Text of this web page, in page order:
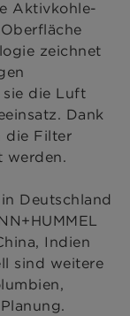
Aktivkohle-
zeichnet
sie die Luft
Dank
die Filter
werden.
Deutschland
Indien
sind weitere